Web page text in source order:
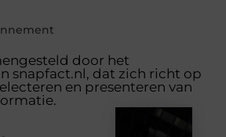
door het
snapfact.nl, dat zich richt op
en presenteren van